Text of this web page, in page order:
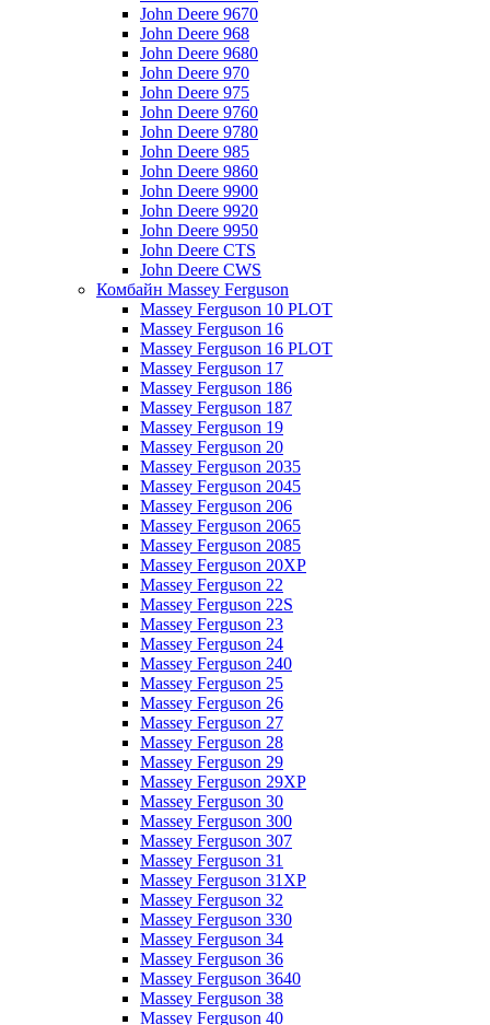
John Deere 9670
John Deere 968
John Deere 9680
John Deere 970
John Deere 975
John Deere 9760
John Deere 9780
John Deere 985
John Deere 9860
John Deere 9900
John Deere 9920
John Deere 9950
John Deere CTS
John Deere CWS
Комбайн Massey Ferguson
Massey Ferguson 10 PLOT
Massey Ferguson 16
Massey Ferguson 16 PLOT
Massey Ferguson 17
Massey Ferguson 186
Massey Ferguson 187
Massey Ferguson 19
Massey Ferguson 20
Massey Ferguson 2035
Massey Ferguson 2045
Massey Ferguson 206
Massey Ferguson 2065
Massey Ferguson 2085
Massey Ferguson 20XP
Massey Ferguson 22
Massey Ferguson 22S
Massey Ferguson 23
Massey Ferguson 24
Massey Ferguson 240
Massey Ferguson 25
Massey Ferguson 26
Massey Ferguson 27
Massey Ferguson 28
Massey Ferguson 29
Massey Ferguson 29XP
Massey Ferguson 30
Massey Ferguson 300
Massey Ferguson 307
Massey Ferguson 31
Massey Ferguson 31XP
Massey Ferguson 32
Massey Ferguson 330
Massey Ferguson 34
Massey Ferguson 36
Massey Ferguson 3640
Massey Ferguson 38
Massey Ferguson 40